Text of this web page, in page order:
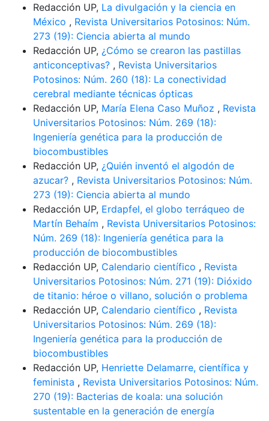
Redacción UP, La divulgación y la ciencia en
México , Revista Universitarios Potosinos: Núm.
273 (19): Ciencia abierta al mundo
Redacción UP, ¿Cómo se crearon las pastillas
anticonceptivas? , Revista Universitarios
Potosinos: Núm. 260 (18): La conectividad
cerebral mediante técnicas ópticas
Redacción UP, María Elena Caso Muñoz , Revista
Universitarios Potosinos: Núm. 269 (18):
Ingeniería genética para la producción de
biocombustibles
Redacción UP, ¿Quién inventó el algodón de
azucar? , Revista Universitarios Potosinos: Núm.
273 (19): Ciencia abierta al mundo
Redacción UP, Erdapfel, el globo terráqueo de
Martín Behaím , Revista Universitarios Potosinos:
Núm. 269 (18): Ingeniería genética para la
producción de biocombustibles
Redacción UP, Calendario científico , Revista
Universitarios Potosinos: Núm. 271 (19): Dióxido
de titanio: héroe o villano, solución o problema
Redacción UP, Calendario científico , Revista
Universitarios Potosinos: Núm. 269 (18):
Ingeniería genética para la producción de
biocombustibles
Redacción UP, Henriette Delamarre, científica y
feminista , Revista Universitarios Potosinos: Núm.
270 (19): Bacterias de koala: una solución
sustentable en la generación de energía